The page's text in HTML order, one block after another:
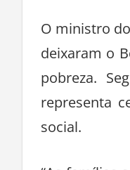
O ministro
deixaram o
pobreza.
representa
social.